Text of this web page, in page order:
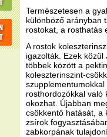
Természetesen a
különböző arányban
rostokat, a rosthatás
A rostok
igazolták. Ezek
többek között a
koleszterinszint-
rosthordozókkal való
okozhat. Újabban
csökkentő hatását, a
zsírok
zabkorpának